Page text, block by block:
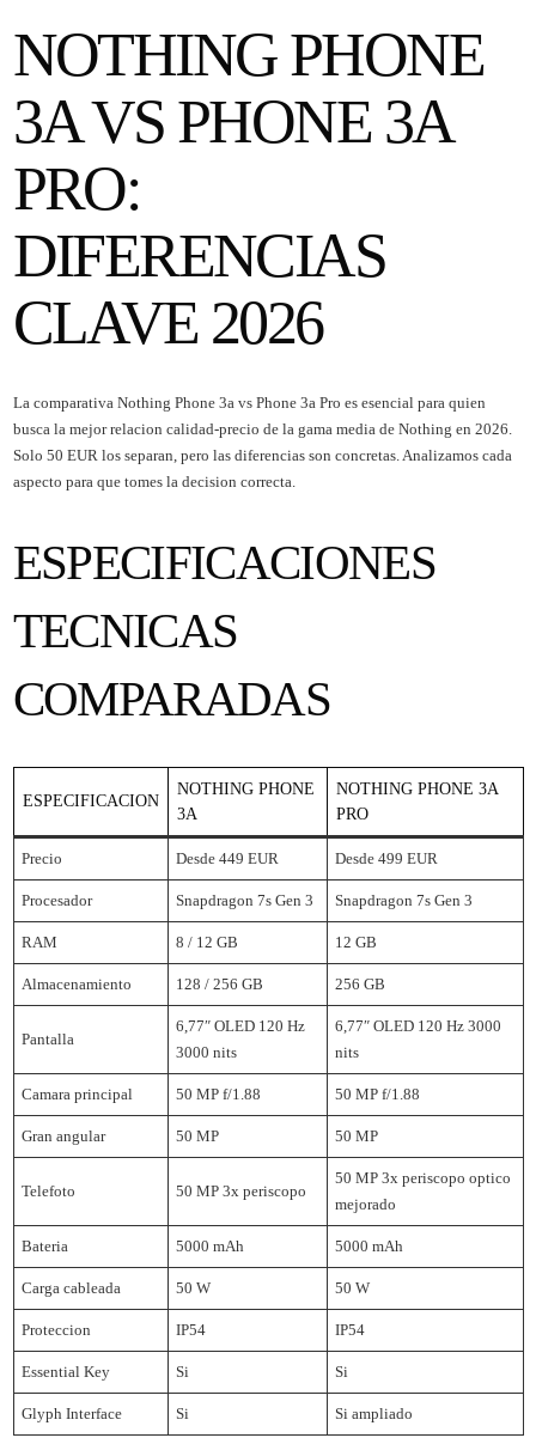
NOTHING PHONE
3A VS PHONE 3A
PRO:
DIFERENCIAS
CLAVE 2026
La comparativa Nothing Phone 3a vs Phone 3a Pro es esencial para quien
busca la mejor relacion calidad-precio de la gama media de Nothing en 2026.
Solo 50 EUR los separan, pero las diferencias son concretas. Analizamos cada
aspecto para que tomes la decision correcta.
ESPECIFICACIONES
TECNICAS
COMPARADAS
ESPECIFICACION
NOTHING PHONE
3A
NOTHING PHONE 3A
PRO
Precio Desde 449 EUR Desde 499 EUR
Procesador Snapdragon 7s Gen 3 Snapdragon 7s Gen 3
RAM 8 / 12 GB 12 GB
Almacenamiento 128 / 256 GB 256 GB
Pantalla
6,77″ OLED 120 Hz
3000 nits
6,77″ OLED 120 Hz 3000
nits
Camara principal 50 MP f/1.88 50 MP f/1.88
Gran angular 50 MP 50 MP
Telefoto 50 MP 3x periscopo
50 MP 3x periscopo optico
mejorado
Bateria 5000 mAh 5000 mAh
Carga cableada 50 W 50 W
Proteccion IP54 IP54
Essential Key Si Si
Glyph Interface Si Si ampliado